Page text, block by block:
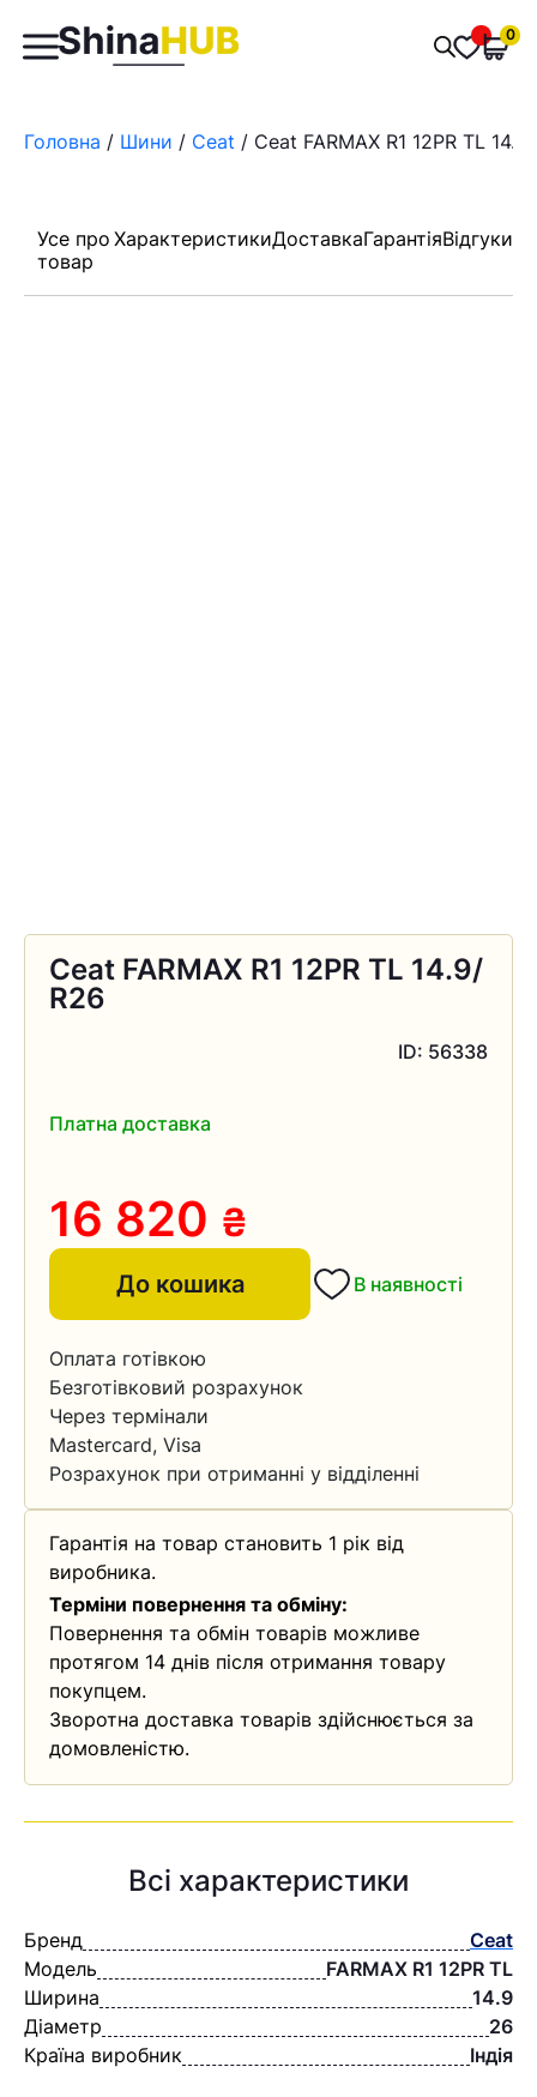
Пошук
товарів
0
Головна / Шини / Ceat / Ceat FARMAX R1 12PR TL
Усе про
товар
ХарактеристикиДоставкаГарантіяВідгуки
Ceat FARMAX R1 12PR TL 14.9/
R26
ID: 56338
Платна доставка
16 820 ₴
До кошика В наявності
Оплата готівкою
Безготівковий розрахунок
Через термінали
Mastercard, Visa
Розрахунок при отриманні у відділенні
Гарантія на товар становить 1 рік від
виробника.
Терміни повернення та обміну:
Повернення та обмін товарів можливе
протягом 14 днів після отримання товару
покупцем.
Зворотна доставка товарів здійснюється за
домовленістю.
Всі характеристики
Бренд
Ceat
Модель
FARMAX R1 12PR TL
Ширина
14.9
Діаметр
26
Країна виробник
Індія